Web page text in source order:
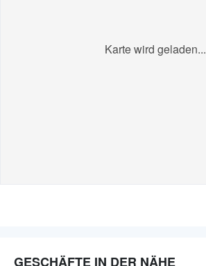
Karte wird geladen...
GESCHÄFTE IN DER NÄHE